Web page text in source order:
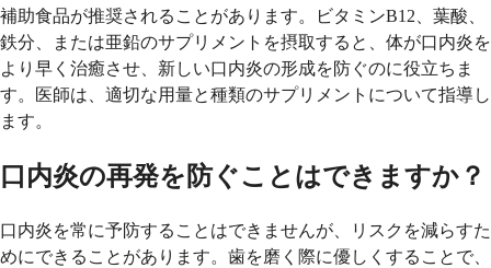
補助食品が推奨されることがあります。ビタミンB12、葉酸、
鉄分、または亜鉛のサプリメントを摂取すると、体が口内炎を
より早く治癒させ、新しい口内炎の形成を防ぐのに役立ちま
す。医師は、適切な用量と種類のサプリメントについて指導し
ます。
口内炎の再発を防ぐことはできますか？
口内炎を常に予防することはできませんが、リスクを減らすた
めにできることがあります。歯を磨く際に優しくすることで、